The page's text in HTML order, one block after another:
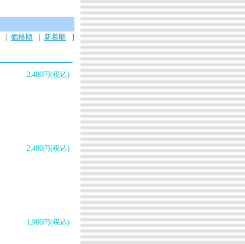
価格順 新着順
]
2,480円(税込)
2,480円(税込)
1,980円(税込)